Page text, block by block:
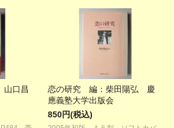
口昌
恋の研究 編：柴田陽弘 慶
應義塾大学出版会
850円(税込)